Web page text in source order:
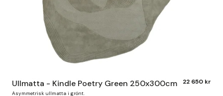
Ullmatta - Kindle Poetry Green 250x300cm 22 650 kr
Asymmetrisk ullmatta i grönt.